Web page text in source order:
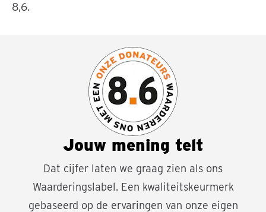
8,6.
Jouw mening telt
Dat cijfer laten we graag zien als ons
Waarderingslabel. Een kwaliteitskeurmerk
gebaseerd op de ervaringen van onze eigen